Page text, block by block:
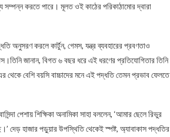
করতে পারে। মূলত ওই কাঠের পরিকাঠামোর দ্বারা
অনুসরণ করলে কার্টুন, গেমস, যন্ত্র ব্যবহারের প্রবণতাও
জানান, বিগত ৬ বছর ধরে এই ধরণের প্রতিযোগিত‍ার তিনি
বেশি বয়সি বাচ্চাদের মনে এই পদ্ধতি তেমন প্রভাব ফেলতে
পেশায় শিক্ষিকা অনামিকা সাহা বললেন, ‘আমার ছেলে রিভুর
দেড় হাজার পড়ুয়ার উপস্থিতি থেকেই স্পষ্ট, অ্যাবাকাস পদ্ধতির